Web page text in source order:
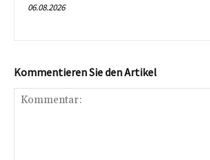
06.08.2026
Kommentieren Sie den Artikel